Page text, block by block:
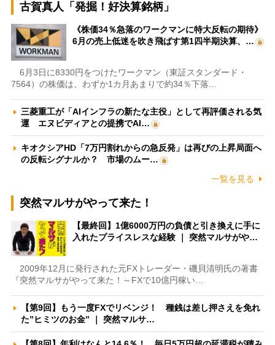
古賀真人「発掘！好決算銘柄」
《株価34％急落のワークマンに特大反転の期待》
6月の売上低迷を吹き飛ばす第1四半期決算、…
6月3日に8330円をつけたワークマン（東証スタンダード・
7564）の株価は、わずか1カ月あまりで約34％下落…
三菱重工が「AIインフラの新たな主役」として再評価される気
運 エヌビディアとの提携でAI…
キオクシアHD「7万円割れからの急反発」は再びの上昇局面へ
の反転シグナルか？ 市場のムー…
一覧を見る
突然マルサがやって来た！
【最終回】1億6000万円の負債と引き換えに手に
入れたプライスレスな経験 ｜ 突然マルサがや…
2009年12月に発行された元FXトレーダー・磯貝清明氏の著書
『突然マルサがやって来た！～FXで10億円稼い…
【第9回】もう一度FXでリベンジ！ 種銭は差し押さえを免れ
た”ヒミツのお金” ｜ 突然マルサ…